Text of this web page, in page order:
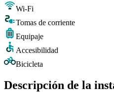
Wi-Fi
Tomas de corriente
Equipaje
Accesibilidad
Bicicleta
Descripción de la